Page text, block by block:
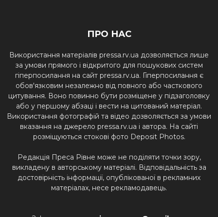
ПРО НАС
Використання матеріалів pressa.rv.ua дозволяється лише
за умови прямого і відкритого для пошукових систем
гіперпосилання на сайт pressa.rv.ua. Гіперпосилання є
обов'язковим незалежно від повного або часткового
цитування. Воно повинно бути розміщене у підзаголовку
або у першому абзаці і вести на цитований матеріал.
Використання фотографій та відео дозволяється за умови
вказання на джерело pressa.rv.ua і автора. На сайті
розміщуються стокові фото Deposit Photos.
Редакція Преса Рівне може не поділяти точки зору,
викладену в авторському матеріалі. Відповідальність за
достовірність інформації, опублікованої в рекламних
матеріалах, несе рекламодавець.